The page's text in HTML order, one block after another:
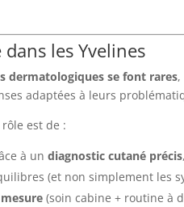
les Yvelines
dermatologiques se font rares
adaptées à leurs
est de :
à undiagnostic cutané précis,
(et non simplement les
(soin cabine + routine à